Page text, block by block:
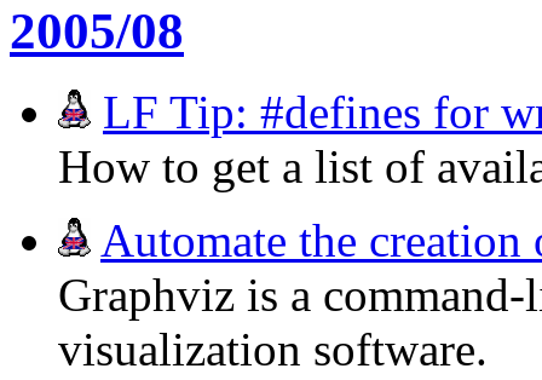
2005/08
LF Tip: #defines for
How to get a list of
Automate the
Graphviz is a
visualization software.